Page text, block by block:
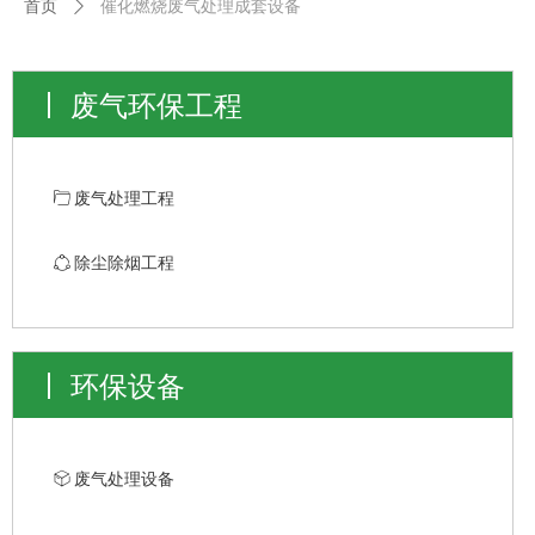
首页 ꄲ 催化燃烧废气处理成套设备
ꄁ 废气处理工程
ꁢ 除尘除烟工程
废气环保工程
环保设备
ꁦ 废气处理设备